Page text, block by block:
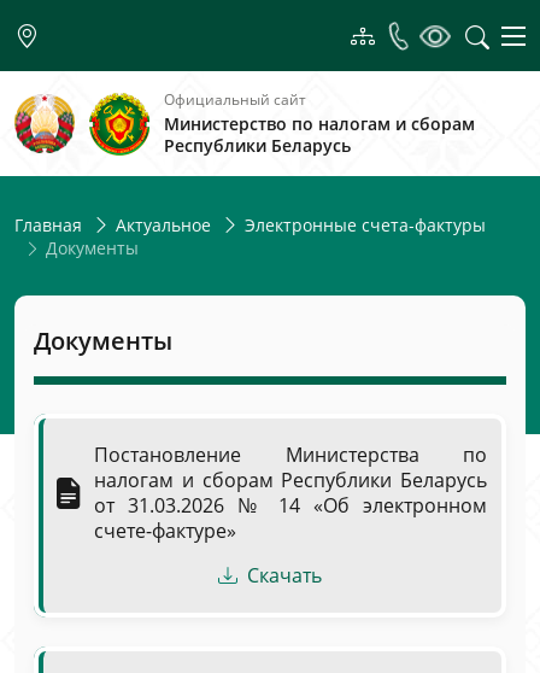
Официальный сайт
Министерство по налогам и сборам
Республики Беларусь
Главная Актуальное
Электронные счета-фактуры
Документы
Документы
Постановление Министерства по
налогам и сборам Республики Беларусь
от 31.03.2026 № 14 «Об электронном
счете-фактуре»
Скачать